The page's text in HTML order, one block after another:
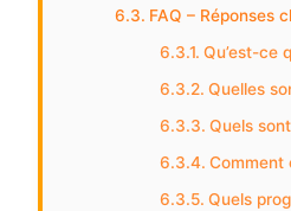
FAQ – Réponses
Qu’est-ce
Quelles
Quels
Comment
Quels